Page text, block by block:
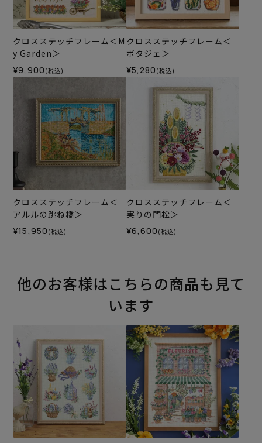
クロスステッチフレーム＜M
y Garden＞
¥9,900 (税込)
クロスステッチフレーム＜
ポタジェ＞
¥5,280 (税込)
クロスステッチフレーム＜
アルルの跳ね橋＞
¥15,950 (税込)
クロスステッチフレーム＜
実りの門松＞
¥6,600 (税込)
他のお客様はこちらの商品も見て
います